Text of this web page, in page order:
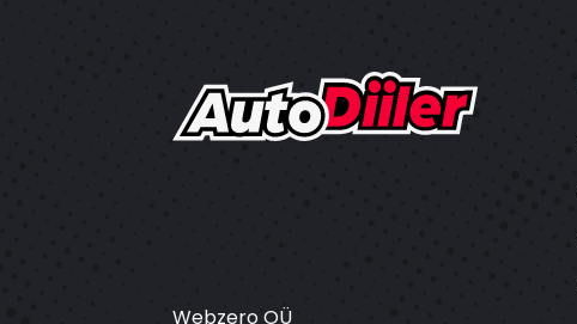
Webzero OÜ